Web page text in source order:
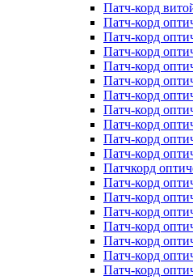
Патч-корд
Патч-корд
Патч-корд
Патч-корд
Патч-корд
Патч-корд
Патч-корд
Патч-корд
Патч-корд
Патч-корд
Патч-корд
Патчкорд
Патч-корд
Патч-корд
Патч-корд
Патч-корд
Патч-корд
Патч-корд
Патч-корд